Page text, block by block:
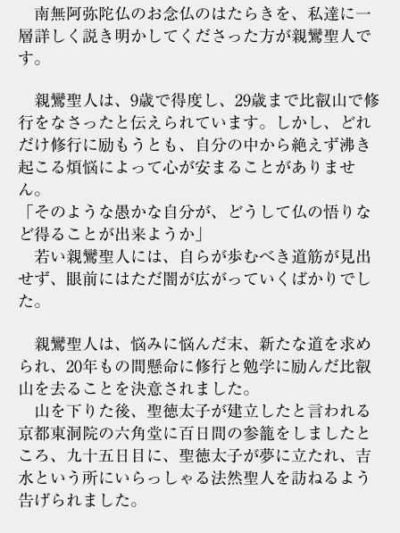
南無阿弥陀仏のお念仏のはたらきを、私達に一
層詳しく説き明かしてくださった方が親鸞聖人で
す。
親鸞聖人は、9歳で得度し、29歳まで比叡山で修
行をなさったと伝えられています。しかし、どれ
だけ修行に励もうとも、自分の中から絶えず沸き
起こる煩悩によって心が安まることがありませ
ん。
「そのような愚かな自分が、どうして仏の悟りな
ど得ることが出来ようか」
若い親鸞聖人には、自らが歩むべき道筋が見出
せず、眼前にはただ闇が広がっていくばかりでし
た。
親鸞聖人は、悩みに悩んだ末、新たな道を求め
られ、20年もの間懸命に修行と勉学に励んだ比叡
山を去ることを決意されました。
山を下りた後、聖徳太子が建立したと言われる
京都東洞院の六角堂に百日間の参籠をしましたと
ころ、九十五日目に、聖徳太子が夢に立たれ、吉
水という所にいらっしゃる法然聖人を訪ねるよう
告げられました。